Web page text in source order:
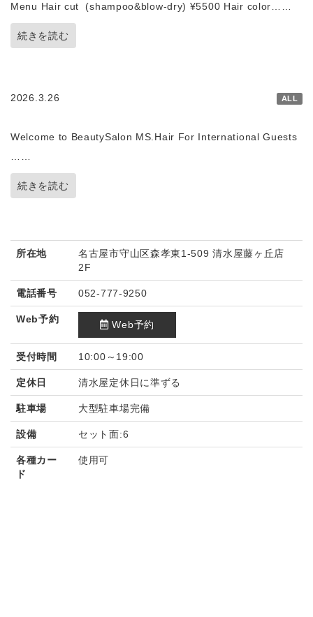
Menu Hair cut (shampoo&blow-dry) ¥5500 Hair color……
続きを読む
2026.3.26 ALL
Welcome to BeautySalon MS.Hair For International Guests
……
続きを読む
所在地
名古屋市守山区森孝東1-509 清水屋藤ヶ丘店
2F
電話番号 052-777-9250
Web予約 Web予約
受付時間 10:00～19:00
定休日 清水屋定休日に準ずる
駐車場 大型駐車場完備
設備 セット面:6
各種カー
ド
使用可